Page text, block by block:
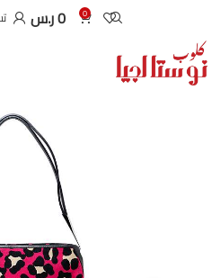
0
0ر.س